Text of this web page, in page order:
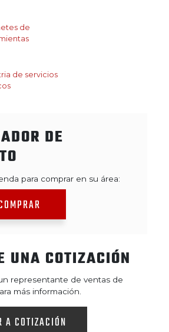
de
de servicios
DE
para comprar en su área:
UNA COTIZACIÓN
representante de ventas de
más información.
A COTIZACIÓN